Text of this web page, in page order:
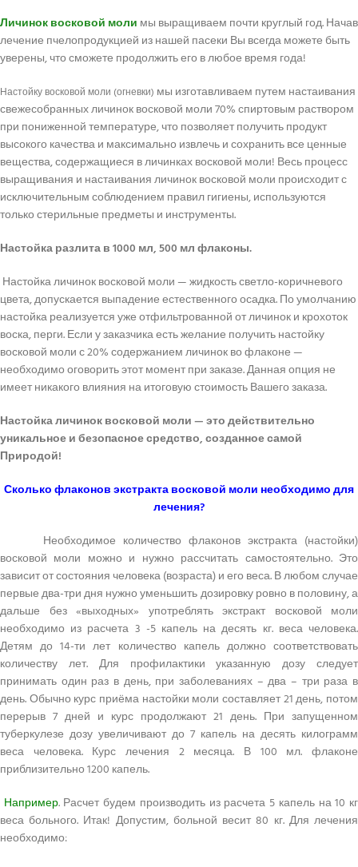
Личинок восковой моли мы выращиваем почти круглый год. Начав
лечение пчелопродукцией из нашей пасеки Вы всегда можете быть
уверены, что сможете продолжить его в любое время года!
Настойку восковой моли (огневки) мы изготавливаем путем настаивания
свежесобранных личинок восковой моли 70% спиртовым раствором
при пониженной температуре, что позволяет получить продукт
высокого качества и максимально извлечь и сохранить все ценные
вещества, содержащиеся в личинках восковой моли! Весь процесс
выращивания и настаивания личинок восковой моли происходит с
исключительным соблюдением правил гигиены, используются
только стерильные предметы и инструменты.
Настойка разлита в 1000 мл, 500 мл флаконы.
Настойка личинок восковой моли — жидкость светло-коричневого
цвета, допускается выпадение естественного осадка. По умолчанию
настойка реализуется уже отфильтрованной от личинок и крохоток
воска, перги. Если у заказчика есть желание получить настойку
восковой моли с 20% содержанием личинок во флаконе —
необходимо оговорить этот момент при заказе. Данная опция не
имеет никакого влияния на итоговую стоимость Вашего заказа.
Настойка личинок восковой моли — это действительно
уникальное и безопасное средство, созданное самой
Природой!
Сколько флаконов экстракта восковой моли необходимо для
лечения?
Необходимое количество флаконов экстракта (настойки)
восковой моли можно и нужно рассчитать самостоятельно. Это
зависит от состояния человека (возраста) и его веса. В любом случае
первые два-три дня нужно уменьшить дозировку ровно в половину, а
дальше без «выходных» употреблять экстракт восковой моли
необходимо из расчета 3 -5 капель на десять кг. веса человека.
Детям до 14-ти лет количество капель должно соответствовать
количеству лет. Для профилактики указанную дозу следует
принимать один раз в день, при заболеваниях – два – три раза в
день. Обычно курс приёма настойки моли составляет 21 день, потом
перерыв 7 дней и курс продолжают 21 день. При запущенном
туберкулезе дозу увеличивают до 7 капель на десять килограмм
веса человека. Курс лечения 2 месяца. В 100 мл. флаконе
приблизительно 1200 капель.
Например. Расчет будем производить из расчета 5 капель на 10 кг
веса больного. Итак! Допустим, больной весит 80 кг. Для лечения
необходимо: